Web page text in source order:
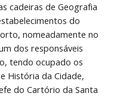
cadeiras de Geografia
do
nomeadamente no
dos responsáveis
tendo ocupado os
História da Cidade,
do Cartório da Santa